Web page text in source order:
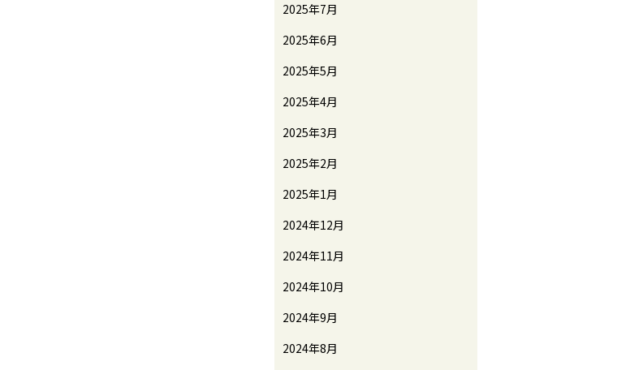
2025年7月
2025年6月
2025年5月
2025年4月
2025年3月
2025年2月
2025年1月
2024年12月
2024年11月
2024年10月
2024年9月
2024年8月